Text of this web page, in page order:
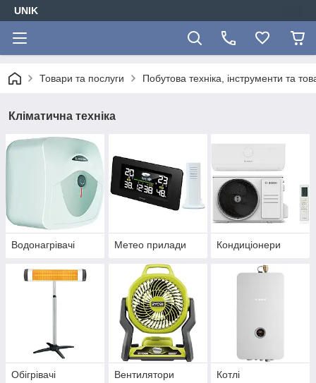
UNIK
Товари та послуги Побутова техніка, інструменти та
Кліматична техніка
Водонагрівачі Метео прилади Кондиціонери
Обігрівачі Вентилятори Котлі